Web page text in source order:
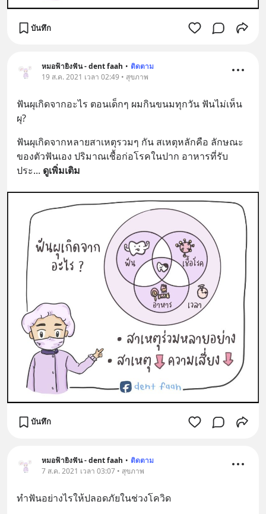
บันทึก
หมอฟ้ายิงฟัน - dent faah • ติดตาม
19 ส.ค. 2021 เวลา 02:49 • สุขภาพ
ฟันผุเกิดจากอะไร ตอนเด็กๆ ผมกินขนมทุกวัน ฟันไม่เห็น
ผุ?
ฟันผุเกิดจากหลายสาเหตุรวมๆ กัน สเหตุหลักคือ ลักษณะ
ของตัวฟันเอง ปริมาณเชื้อก่อโรคในปาก อาหารที่รับ
ประ... ดูเพิ่มเติม
บันทึก
หมอฟ้ายิงฟัน - dent faah • ติดตาม
7 ส.ค. 2021 เวลา 03:07 • สุขภาพ
ทำฟันอย่างไรให้ปลอดภัยในช่วงโควิด